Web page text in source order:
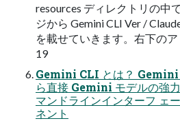
resources ディレクトリの中
ジから Gemini CLI Ver /
を載せていきます。右下の
19
Gemini CLI とは？ Gemini
ら直接 Gemini モデルの強
マンドラインインターフ ェ
ネント